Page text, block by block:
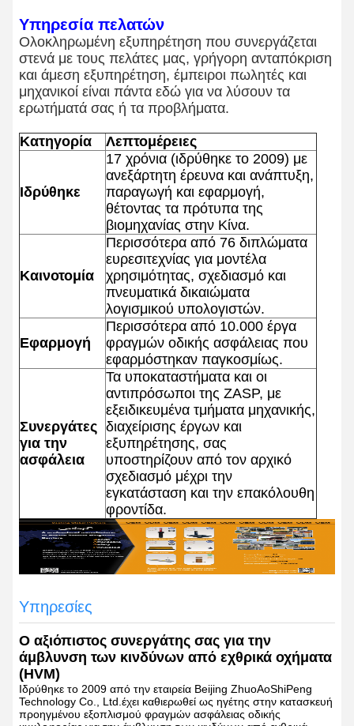
Υπηρεσία πελατών
Ολοκληρωμένη εξυπηρέτηση που συνεργάζεται
στενά με τους πελάτες μας, γρήγορη ανταπόκριση
και άμεση εξυπηρέτηση, έμπειροι πωλητές και
μηχανικοί είναι πάντα εδώ για να λύσουν τα
ερωτήματά σας ή τα προβλήματα.
Κατηγορία Λεπτομέρειες
Ιδρύθηκε
17 χρόνια (ιδρύθηκε το 2009) με
ανεξάρτητη έρευνα και ανάπτυξη,
παραγωγή και εφαρμογή,
θέτοντας τα πρότυπα της
βιομηχανίας στην Κίνα.
Καινοτομία
Περισσότερα από 76 διπλώματα
ευρεσιτεχνίας για μοντέλα
χρησιμότητας, σχεδιασμό και
πνευματικά δικαιώματα
λογισμικού υπολογιστών.
Εφαρμογή
Περισσότερα από 10.000 έργα
φραγμών οδικής ασφάλειας που
εφαρμόστηκαν παγκοσμίως.
Συνεργάτες
για την
ασφάλεια
Τα υποκαταστήματα και οι
αντιπρόσωποι της ZASP, με
εξειδικευμένα τμήματα μηχανικής,
διαχείρισης έργων και
εξυπηρέτησης, σας
υποστηρίζουν από τον αρχικό
σχεδιασμό μέχρι την
εγκατάσταση και την επακόλουθη
φροντίδα.
Υπηρεσίες
Ο αξιόπιστος συνεργάτης σας για την
άμβλυνση των κινδύνων από εχθρικά οχήματα
(HVM)
Ιδρύθηκε το 2009 από την εταιρεία Beijing ZhuoAoShiPeng
Technology Co., Ltd.έχει καθιερωθεί ως ηγέτης στην κατασκευή
προηγμένου εξοπλισμού φραγμών ασφάλειας οδικής